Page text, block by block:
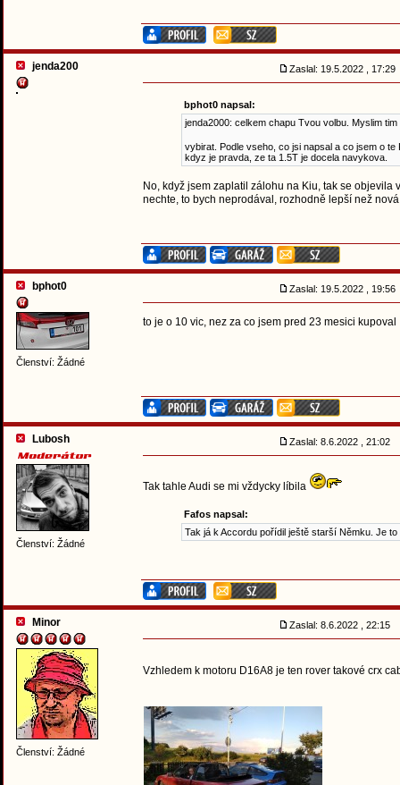
jenda200 Zaslal: 19.5.2022 , 17:29
bphot0 napsal:
jenda2000: celkem chapu Tvou volbu. Myslim
vybirat. Podle vseho, co jsi napsal a co jsem o
kdyz je pravda, ze ta 1.5T je docela navykova.
No, když jsem zaplatil zálohu na Kiu, tak se objevila
nechte, to bych neprodával, rozhodně lepší než
bphot0
Členství: Žádné
Zaslal: 19.5.2022 , 19:56
to je o 10 vic, nez za co jsem pred 23 mesici kupoval
Lubosh
Členství: Žádné
Zaslal: 8.6.2022 , 21:02
Tak tahle Audi se mi vždycky líbila
Fafos napsal:
Tak já k Accordu pořídil ještě starší Němku. Je
Minor
Členství: Žádné
Zaslal: 8.6.2022 , 22:15
Vzhledem k motoru D16A8 je ten rover takové crx